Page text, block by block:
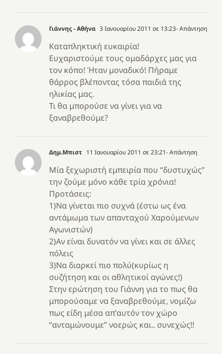
Γιάννης - Αθήνα 3 Ιανουαρίου 2011 σε 13:23- Απάντηση
Καταπληκτική ευκαιρία!
Ευχαριστούμε τους ομαδάρχες μας για
τον κόπο! Ήταν μοναδικό! Πήραμε
θάρρος βλέποντας τόσα παιδιά της
ηλικίας μας.
Τι θα μπορούσε να γίνει για να
ξαναβρεθούμε?
Δημ.Μπιστ 11 Ιανουαρίου 2011 σε 23:21- Απάντηση
Μία ξεχωριστή εμπειρία που “δυστυχώς”
την ζούμε μόνο κάθε τρία χρόνια!
Προτάσεις:
1)Να γίνεται πιο συχνά (έστω ως ένα
αντάμωμα των απανταχού Χαρούμενων
Αγωνιστών)
2)Αν είναι δυνατόν να γίνει και σε άλλες
πόλεις
3)Να διαρκεί πιο πολύ(κυρίως η
συζήτηση και οι αθλητικοί αγώνες!)
Στην ερώτηση του Γιάννη για το πως θα
μπορούσαμε να ξαναβρεθούμε, νομίζω
πως είδη μέσα απ’αυτόν τον χώρο
“ανταμώνουμε” νοερώς και.. συνεχώς!!